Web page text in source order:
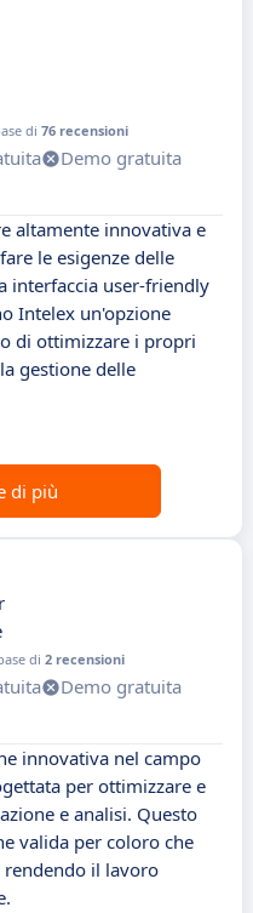
di 76 recensioni
Demo gratuita
altamente innovativa e
le esigenze delle
interfaccia user-friendly
Intelex un'opzione
di ottimizzare i propri
gestione delle
di più
di 2 recensioni
Demo gratuita
innovativa nel campo
per ottimizzare e
e analisi. Questo
valida per coloro che
rendendo il lavoro